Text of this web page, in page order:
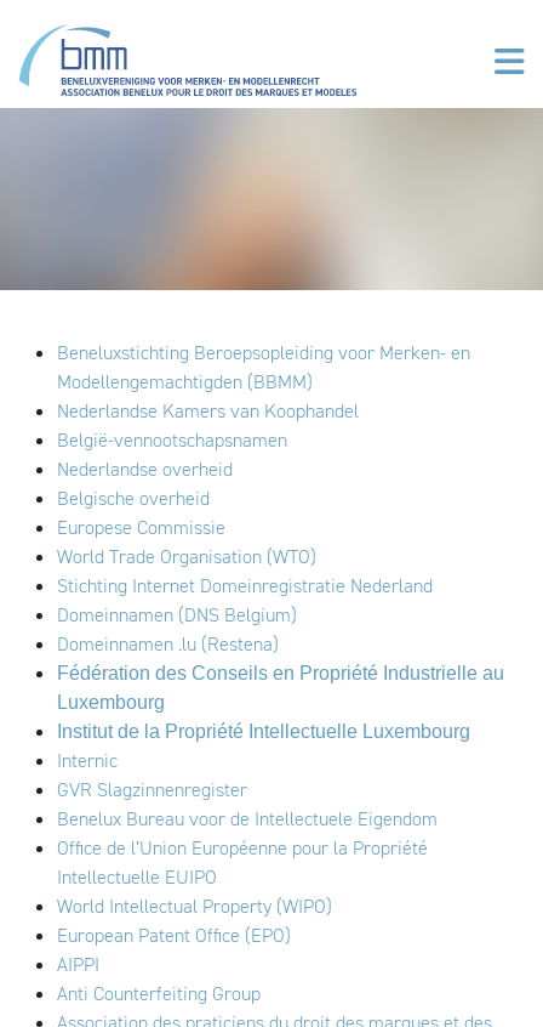
Beneluxstichting Beroepsopleiding voor Merken- en
Modellengemachtigden (BBMM)
Nederlandse Kamers van Koophandel
België-vennootschapsnamen
Nederlandse overheid
Belgische overheid
Europese Commissie
World Trade Organisation (WTO)
Stichting Internet Domeinregistratie Nederland
Domeinnamen (DNS Belgium)
Domeinnamen .lu (Restena)
Fédération des Conseils en Propriété Industrielle au
Luxembourg
Institut de la Propriété Intellectuelle Luxembourg
Internic
GVR Slagzinnenregister
Benelux Bureau voor de Intellectuele Eigendom
Office de l’Union Européenne pour la Propriété
Intellectuelle EUIPO
World Intellectual Property (WIPO)
European Patent Office (EPO)
AIPPI
Anti Counterfeiting Group